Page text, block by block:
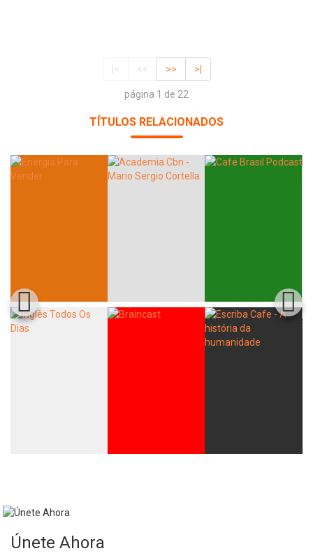
|< << >> >|
página 1 de 22
TÍTULOS RELACIONADOS
Únete Ahora